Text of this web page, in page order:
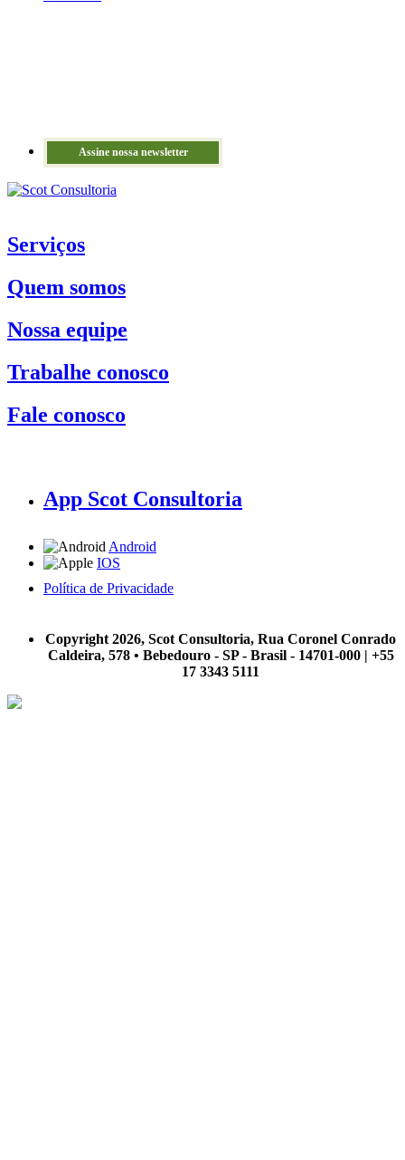
Assine nossa newsletter
Serviços
Quem somos
Nossa equipe
Trabalhe conosco
Fale conosco
App Scot Consultoria
Android
IOS
Política de Privacidade
Copyright 2026, Scot Consultoria, Rua Coronel Conrado
Caldeira, 578 • Bebedouro - SP - Brasil - 14701-000 | +55
17 3343 5111